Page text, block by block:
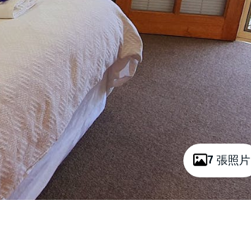
7 張照片